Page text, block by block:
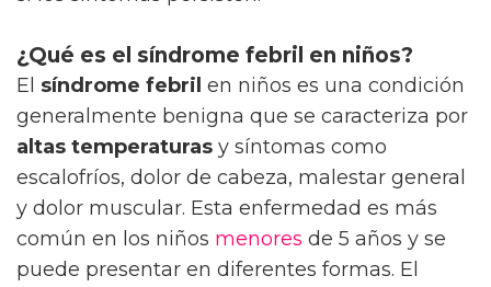
¿Qué es el síndrome febril en niños?
El síndrome febril en niños es una condición
generalmente benigna que se caracteriza por
altas temperaturas y síntomas como
escalofríos, dolor de cabeza, malestar general
y dolor muscular. Esta enfermedad es más
común en los niños menores de 5 años y se
puede presentar en diferentes formas. El